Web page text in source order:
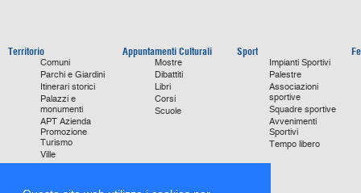
Territorio
Comuni
Parchi e Giardini
Itinerari storici
Palazzi e
monumenti
APT Azienda
Promozione
Turismo
Ville
Chiese
Storie di Successo
Appuntamenti Culturali
Mostre
Dibattiti
Libri
Corsi
Scuole
Sport
Impianti Sportivi
Palestre
Associazioni
sportive
Squadre sportive
Avvenimenti
Sportivi
Tempo libero